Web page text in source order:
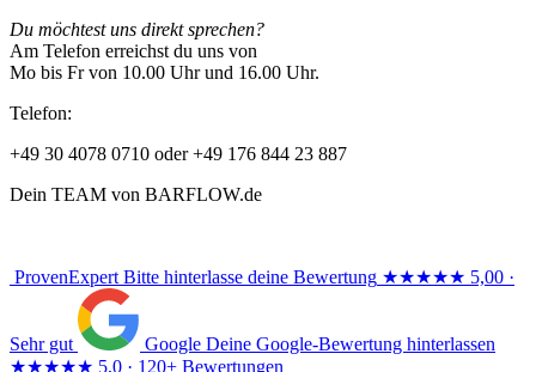
Du möchtest uns direkt sprechen?
Am Telefon erreichst du uns von
Mo bis Fr von 10.00 Uhr und 16.00 Uhr.
Telefon:
+49 30 4078 0710 oder +49 176 844 23 887
Dein TEAM von BARFLOW.de
ProvenExpert Bitte hinterlasse deine Bewertung ★★★★★ 5,00 ·
Sehr gut Google Deine Google-Bewertung hinterlassen
★★★★★ 5,0 · 120+ Bewertungen